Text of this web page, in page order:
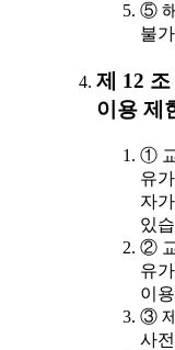
⑤
불
제 12
이용 제
①
유
자
있
②
유
이
③
사